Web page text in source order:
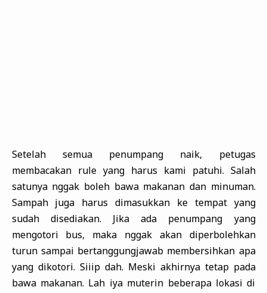
Setelah semua penumpang naik, petugas
membacakan rule yang harus kami patuhi. Salah
satunya nggak boleh bawa makanan dan minuman.
Sampah juga harus dimasukkan ke tempat yang
sudah disediakan. Jika ada penumpang yang
mengotori bus, maka nggak akan diperbolehkan
turun sampai bertanggungjawab membersihkan apa
yang dikotori. Siiip dah. Meski akhirnya tetap pada
bawa makanan. Lah iya muterin beberapa lokasi di